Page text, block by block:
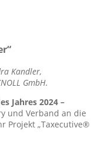
Kandler,
GmbH.
Jahres 2024 –
und Verband an die
Projekt „Taxecutive®